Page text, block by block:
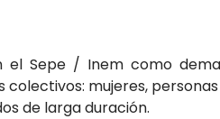
el Sepe / Inem como
mujeres,
de larga duración.